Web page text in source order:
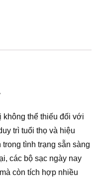
không thể thiếu đối với
trì tuổi thọ và hiệu
tình trạng sẵn sàng
các bộ sạc ngày nay
còn tích hợp nhiều